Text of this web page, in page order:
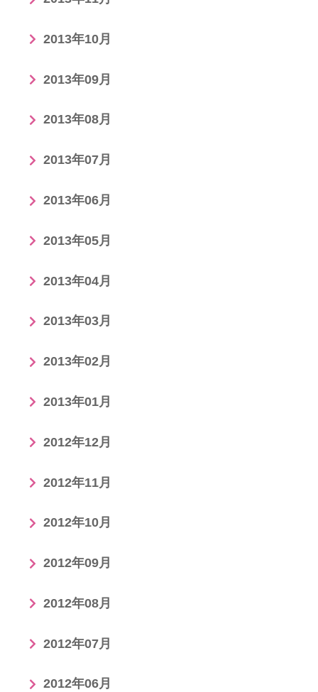
2013年10月
2013年09月
2013年08月
2013年07月
2013年06月
2013年05月
2013年04月
2013年03月
2013年02月
2013年01月
2012年12月
2012年11月
2012年10月
2012年09月
2012年08月
2012年07月
2012年06月